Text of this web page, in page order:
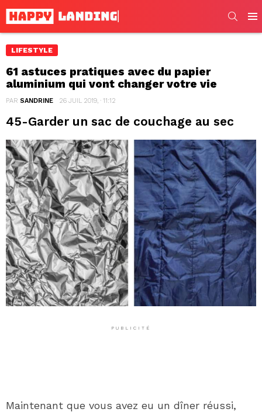
LIFESTYLE
61 astuces pratiques avec du papier
aluminium qui vont changer votre vie
PAR SANDRINE 26 JUIL 2019, · 11:12
45-Garder un sac de couchage au sec
PUBLICITÉ
Maintenant que vous avez eu un dîner réussi,